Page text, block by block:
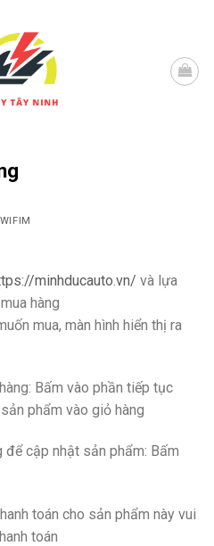
WIFIM
minhducauto.vn/ và lựa
hàng
mua, màn hình hiển thị ra
Bấm vào phần tiếp tục
phẩm vào giỏ hàng
để cập nhật sản phẩm: Bấm
toán cho sản phẩm này vui
toán